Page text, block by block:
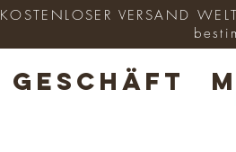
GESCHÄFT
KOSTENLOSER VERSAND